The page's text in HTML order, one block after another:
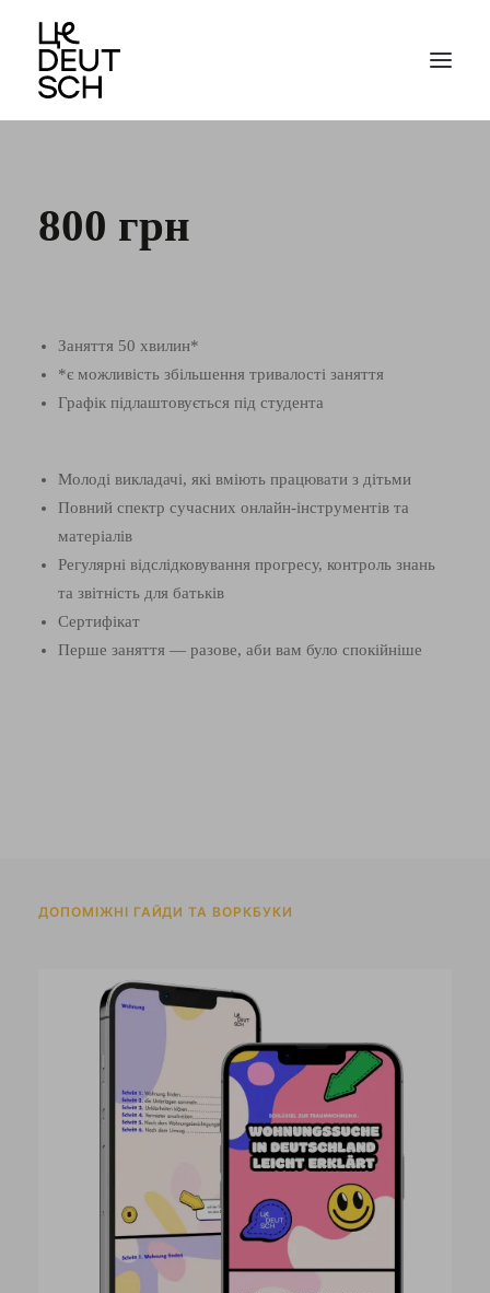
800 грн
Заняття 50 хвилин*
*є можливість збільшення тривалості заняття
Графік підлаштовується під студента
Молоді викладачі, які вміють працювати з дітьми
Повний спектр сучасних онлайн-інструментів та
матеріалів
Регулярні відслідковування прогресу, контроль знань
та звітність для батьків
Сертифікат
Перше заняття — разове, аби вам було спокійніше
ДОПОМІЖНІ ГАЙДИ ТА ВОРКБУКИ